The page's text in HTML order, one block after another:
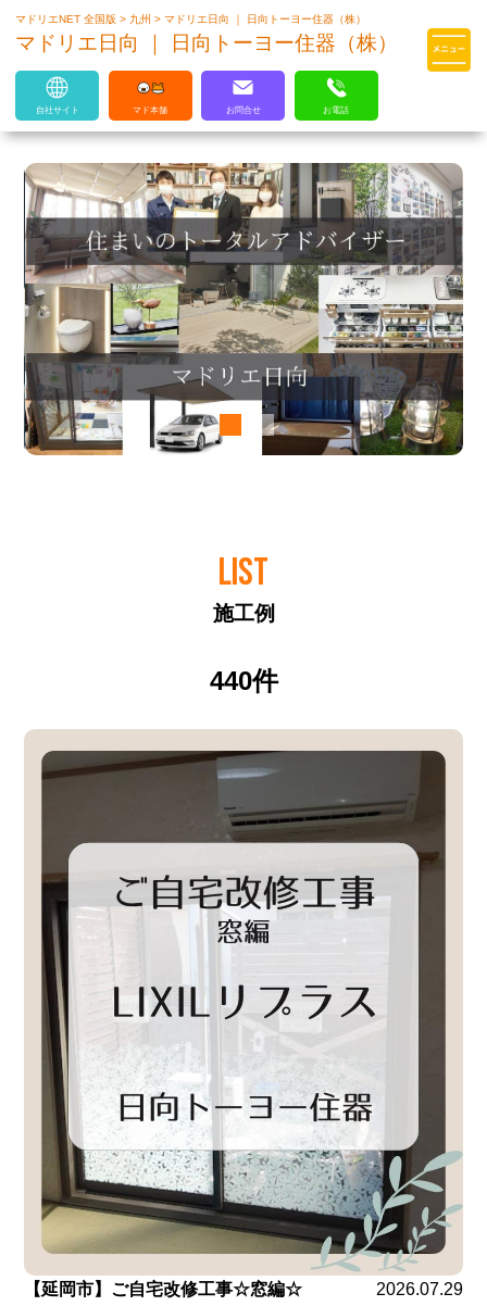
マドリエはLIXILの厳しい基準を
クリアした住まいのプロ集団です
マドリエNET 全国版> 九州>マドリエ日向 ｜ 日向トーヨー住器（株）
マドリエ日向 ｜ 日向トーヨー住器（株）
自社サイト マド本舗 お問合せ お電話
LIST
施工例
440件
【延岡市】ご自宅改修工事☆窓編☆
2026.07.29